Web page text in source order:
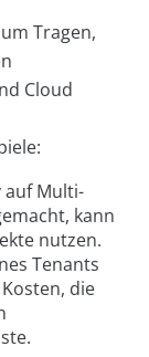
Tragen,
Cloud
auf Multi-
kann
nutzen.
Tenants
die